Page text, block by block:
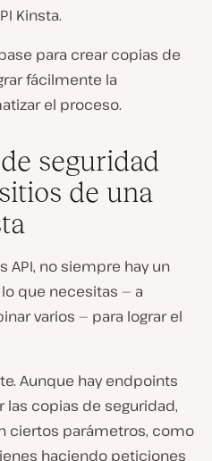
Kinsta.
para crear copias de
fácilmente la
el proceso.
seguridad
de una
API, no siempre hay un
que necesitas — a
varios — para lograr el
Aunque hay endpoints
copias de seguridad,
ciertos parámetros, como
haciendo peticiones